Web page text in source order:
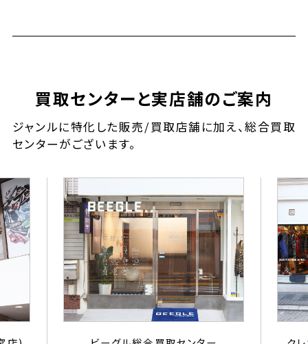
買取センターと実店舗のご案内
ジャンルに特化した販売/買取店舗に加え、総合買取
センターがございます。